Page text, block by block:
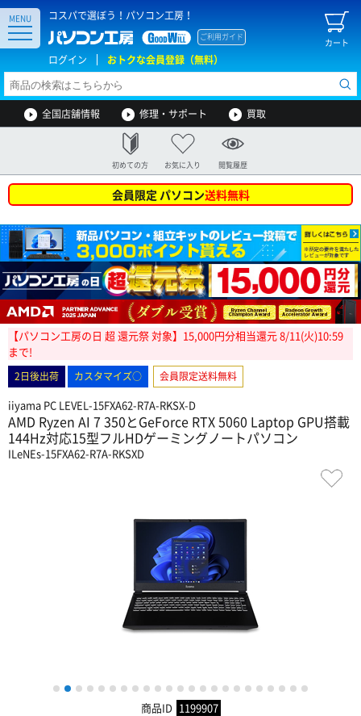
コスパで選ぼう！パソコン工房！
カート
ご利用ガイド
ログイン おトクな会員登録（無料）
MENU
全国店舗情報 修理・サポート 買取
初めての方 お気に入り 閲覧履歴
会員限定 パソコン送料無料
【パソコン工房の日 超 還元祭 対象】15,000円分相当還元 8/11(火)10:59
まで!
2日後出荷 カスタマイズ○ 会員限定送料無料
iiyama PC LEVEL-15FXA62-R7A-RKSX-D
AMD Ryzen AI 7 350とGeForce RTX 5060 Laptop GPU搭載
144Hz対応15型フルHDゲーミングノートパソコン
ILeNEs-15FXA62-R7A-RKSXD
1 2 3 4 5 6 7 8 9 10 11 12 13 14 15 16 17 18 19 20 21 22
商品ID 1199907